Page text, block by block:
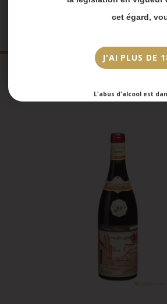
cet égard,
J'AI PLUS DE
L'abus d'alcool est
Les envois
Honoré et cave Victor
septembre.